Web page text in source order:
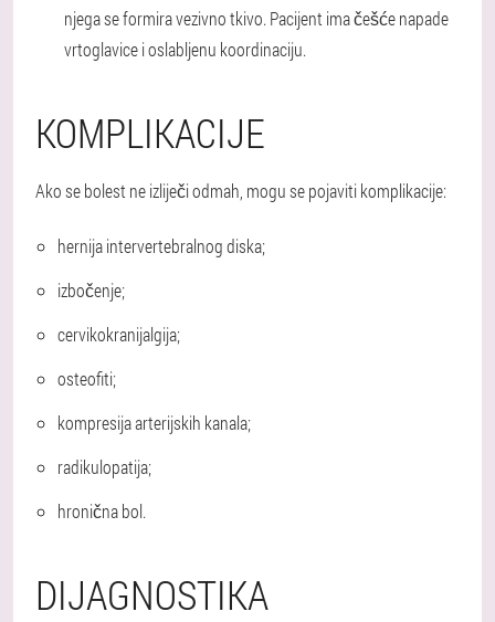
njega se formira vezivno tkivo. Pacijent ima češće napade
vrtoglavice i oslabljenu koordinaciju.
KOMPLIKACIJE
Ako se bolest ne izliječi odmah, mogu se pojaviti komplikacije:
hernija intervertebralnog diska;
izbočenje;
cervikokranijalgija;
osteofiti;
kompresija arterijskih kanala;
radikulopatija;
hronična bol.
DIJAGNOSTIKA